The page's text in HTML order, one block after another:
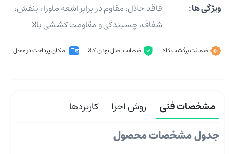
ویژگی ها:
فاقد حلال، مقاوم در برابر اشعه ماوراء بنفش،
شفاف، چسبندگی و مقاومت کششی بالا
ضمانت برگشت کالا ضمانت اصل بودن کالا امکان پرداخت در محل
مشخصات فنی روش اجرا کاربردها
جدول مشخصات محصول